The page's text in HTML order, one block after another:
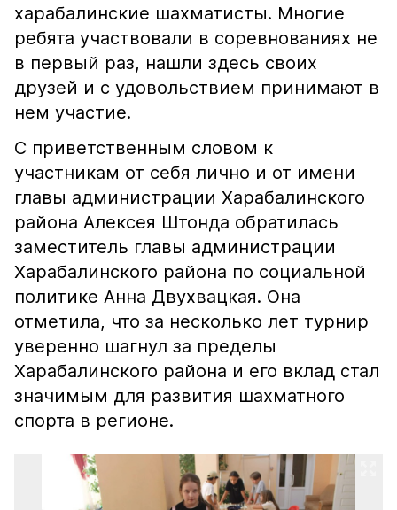
харабалинские шахматисты. Многие
ребята участвовали в соревнованиях не
в первый раз, нашли здесь своих
друзей и с удовольствием принимают в
нем участие.
С приветственным словом к
участникам от себя лично и от имени
главы администрации Харабалинского
района Алексея Штонда обратилась
заместитель главы администрации
Харабалинского района по социальной
политике Анна Двухвацкая. Она
отметила, что за несколько лет турнир
уверенно шагнул за пределы
Харабалинского района и его вклад стал
значимым для развития шахматного
спорта в регионе.